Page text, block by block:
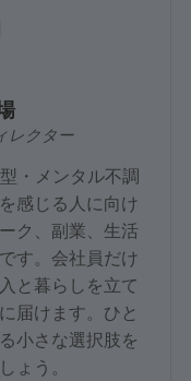
レクター
・メンタル不調
感じる人に向け
ク、副業、生活
す。会社員だけ
と暮らしを立て
届けます。ひと
小さな選択肢を
ょう。